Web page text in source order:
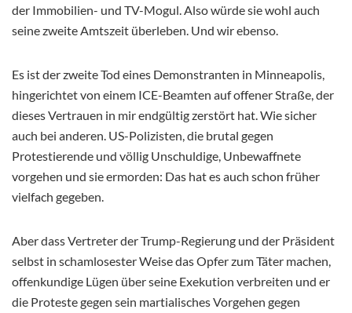
der Immobilien- und TV-Mogul. Also würde sie wohl auch
seine zweite Amtszeit überleben. Und wir ebenso.
Es ist der zweite Tod eines Demonstranten in Minneapolis,
hingerichtet von einem ICE-Beamten auf offener Straße, der
dieses Vertrauen in mir endgültig zerstört hat. Wie sicher
auch bei anderen. US-Polizisten, die brutal gegen
Protestierende und völlig Unschuldige, Unbewaffnete
vorgehen und sie ermorden: Das hat es auch schon früher
vielfach gegeben.
Aber dass Vertreter der Trump-Regierung und der Präsident
selbst in schamlosester Weise das Opfer zum Täter machen,
offenkundige Lügen über seine Exekution verbreiten und er
die Proteste gegen sein martialisches Vorgehen gegen